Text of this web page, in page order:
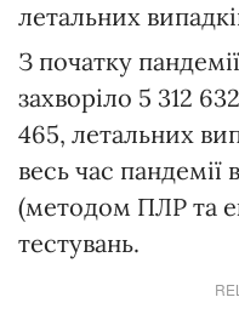
летальних
З початку
захворіло 5 312
465, летальних
весь час пандемії
(методом ПЛР та
тестувань.